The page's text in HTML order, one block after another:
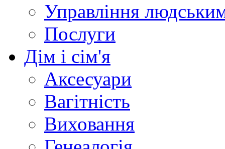
Управління
Послуги
Дім і сім'я
Аксесуари
Вагітність
Виховання